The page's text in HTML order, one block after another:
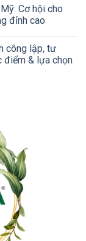
Cơ hội cho
đỉnh cao
công lập, tư
điểm & lựa chọn